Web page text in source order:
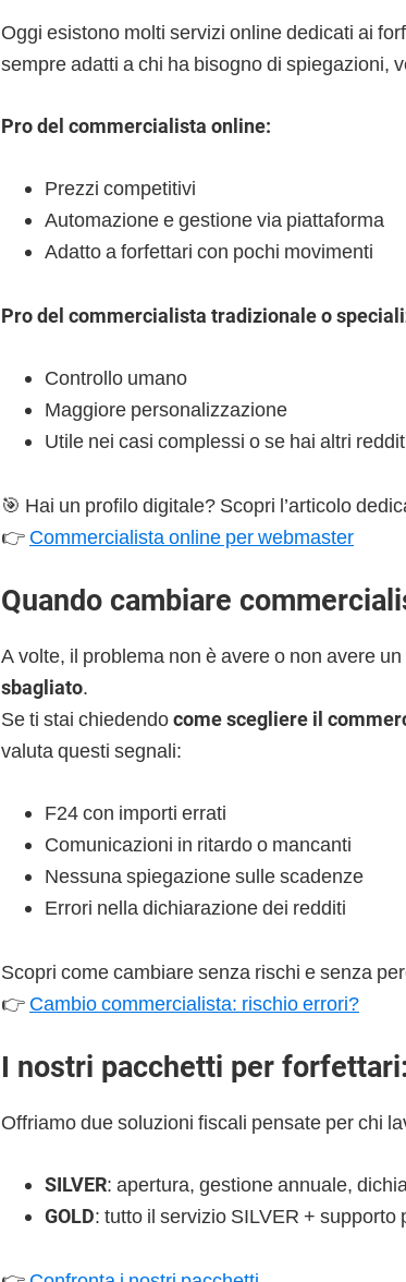
Oggi esistono molti servizi online dedicati ai
sempre adatti a chi ha bisogno di spiegazioni,
Pro del commercialista online:
Prezzi competitivi
Automazione e gestione via piattaforma
Adatto a forfettari con pochi movimenti
Pro del commercialista tradizionale o
Controllo umano
Maggiore personalizzazione
Utile nei casi complessi o se hai altri
🎯 Hai un profilo digitale? Scopri l’articolo
👉 Commercialista online per webmaster
Quando cambiare
A volte, il problema non è avere o non avere
sbagliato.
Se ti stai chiedendocome scegliere il
valuta questi segnali:
F24 con importi errati
Comunicazioni in ritardo o mancanti
Nessuna spiegazione sulle scadenze
Errori nella dichiarazione dei redditi
Scopri come cambiare senza rischi e senza
👉 Cambio commercialista: rischio errori?
I nostri pacchetti per forfettari:
Offriamo due soluzioni fiscali pensate per chi
SILVER: apertura, gestione annuale,
GOLD: tutto il servizio SILVER +